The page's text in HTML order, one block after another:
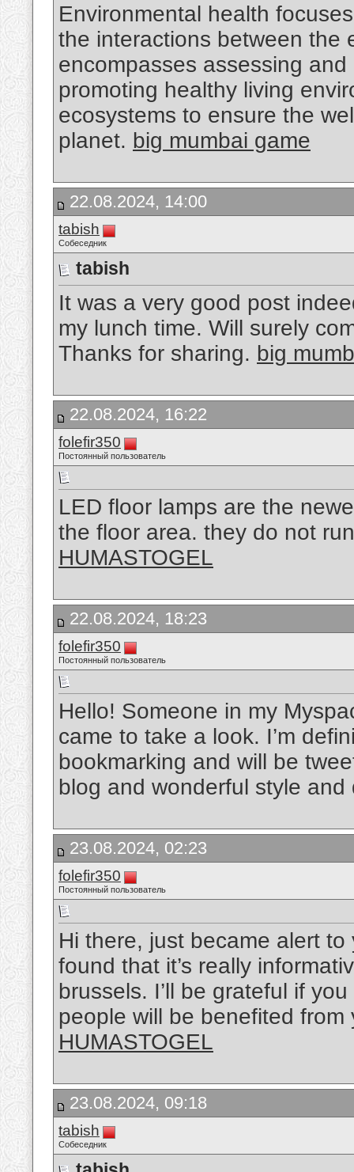
Environmental health
the interactions between the
encompasses assessing
promoting healthy living
ecosystems to ensure the
planet. big mumbai game
22.08.2024, 14:00
tabish
Собеседник
tabish
It was a very good post
my lunch time. Will surely
Thanks for sharing. big
22.08.2024, 16:22
folefir350
Постоянный пользователь
LED floor lamps are the
the floor area. they do not
HUMASTOGEL
22.08.2024, 18:23
folefir350
Постоянный пользователь
Hello! Someone in my
came to take a look. I’m
bookmarking and will be
blog and wonderful style
23.08.2024, 02:23
folefir350
Постоянный пользователь
Hi there, just became alert
found that it’s really
brussels. I’ll be grateful if
people will be benefited from
HUMASTOGEL
23.08.2024, 09:18
tabish
Собеседник